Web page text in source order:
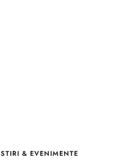
STIRI & EVENIMENTE